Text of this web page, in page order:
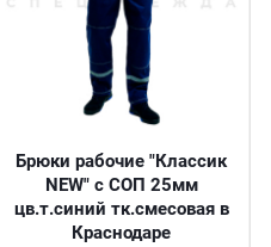
Брюки рабочие "Классик
NEW" с СОП 25мм
цв.т.синий тк.смесовая в
Краснодаре